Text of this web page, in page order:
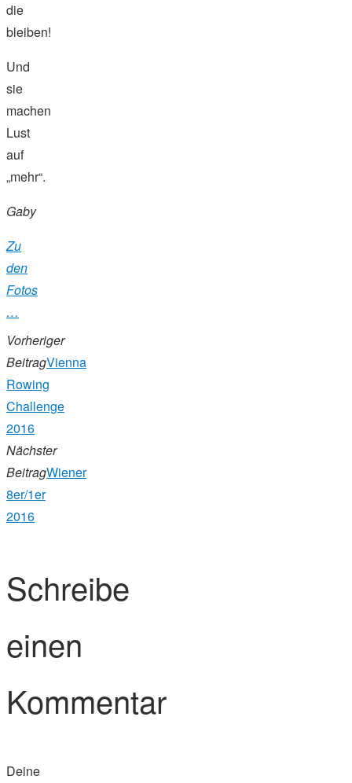
die
bleiben!
Und
sie
machen
Lust
auf
„mehr“.
Gaby
Zu
den
Fotos
…
Vorheriger
BeitragVienna
Rowing
Challenge
2016
Nächster
BeitragWiener
8er/1er
2016
Schreibe
einen
Kommentar
Deine